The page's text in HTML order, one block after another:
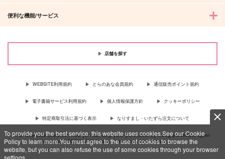
To provide you the best service, this website uses cookies.See our Cookie
Policy to learn more.You must agree to the use of cookies to browse the
website, but you can also refuse the use of some cookies through your browser
settings.
便利な機能/サービス
店舗を探す
WEBSITE利用規約 とらのあな会員規約 通信販売ポイント規約
電子書籍サービス利用規約 個人情報保護方針 クッキーポリシー
特定商取引法に基づく表示 なりすまし・いたずら注文について
For Overseas customer, now you can ship your purchases by using purchases agent
services “AOCS”! Click {more…} for more information …more